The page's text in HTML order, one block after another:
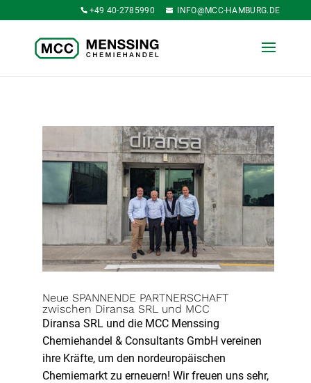
+49 40-2785990 INFO@MCC-HAMBURG.DE
Neue SPANNENDE PARTNERSCHAFT
zwischen Diransa SRL und MCC
Diransa SRL und die MCC Menssing
Chemiehandel & Consultants GmbH vereinen
ihre Kräfte, um den nordeuropäischen
Chemiemarkt zu erneuern! Wir freuen uns sehr,